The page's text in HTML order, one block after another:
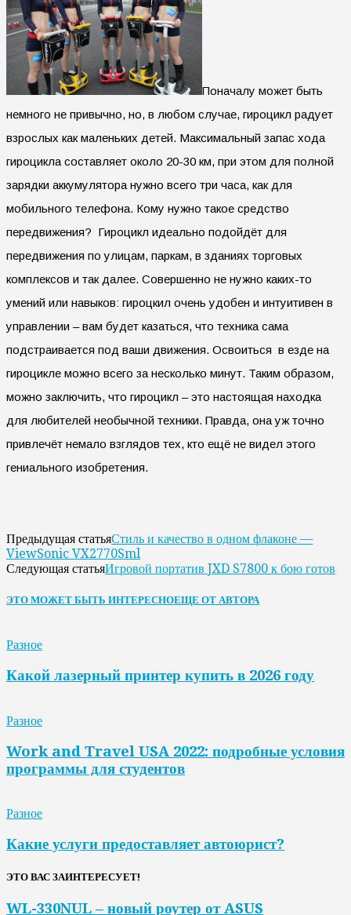
Поначалу может быть
немного не привычно, но, в любом случае, гироцикл радует
взрослых как маленьких детей. Максимальный запас хода
гироцикла составляет около 20-30 км, при этом для полной
зарядки аккумулятора нужно всего три часа, как для
мобильного телефона. Кому нужно такое средство
передвижения? Гироцикл идеально подойдёт для
передвижения по улицам, паркам, в зданиях торговых
комплексов и так далее. Совершенно не нужно каких-то
умений или навыков: гироцкил очень удобен и интуитивен в
управлении – вам будет казаться, что техника сама
подстраивается под ваши движения. Освоиться в езде на
гироцикле можно всего за несколько минут. Таким образом,
можно заключить, что гироцикл – это настоящая находка
для любителей необычной техники. Правда, она уж точно
привлечёт немало взглядов тех, кто ещё не видел этого
гениального изобретения.
Предыдущая статьяСтиль и качество в одном флаконе —
ViewSonic VX2770Sml
Следующая статьяИгровой портатив JXD S7800 к бою готов
ЭТО МОЖЕТ БЫТЬ ИНТЕРЕСНОЕЩЕ ОТ АВТОРА
Разное
Какой лазерный принтер купить в 2026 году
Разное
Work and Travel USA 2022: подробные условия
программы для студентов
Разное
Какие услуги предоставляет автоюрист?
ЭТО ВАС ЗАИНТЕРЕСУЕТ!
WL-330NUL – новый роутер от ASUS